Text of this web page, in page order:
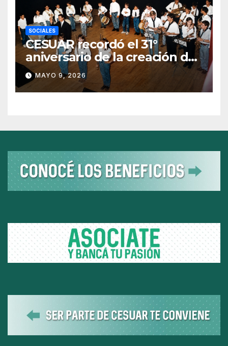
SOCIALES
CESUAR recordó el 31°
aniversario de la creación de
la Agrupación de Bandas San
Gabriel
MAYO 9, 2026